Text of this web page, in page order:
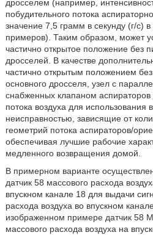
дросселем (например,
побудительного потока
значение 7,5 грамм в секунду (г/с)
примеров). Таким образом, может
частично открытое положение без
дросселей. В качестве
частично открытым положением
основного дросселя, узел с
снабженных клапаном
потока воздуха для
неисправностью, зависящие от
геометрий потока аспираторов/
обеспечивая лучшие рабочие
медленного возвращения домой.
В примерном варианте
датчик 58 массового расхода
впускном канале 18 для выдачи
расхода воздуха во впускном
изображенном примере датчик 58
массового расхода воздуха на